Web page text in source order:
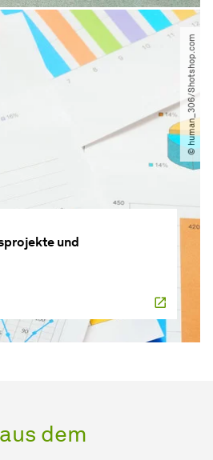
und
© human_306​/​Shotshop.com
dem